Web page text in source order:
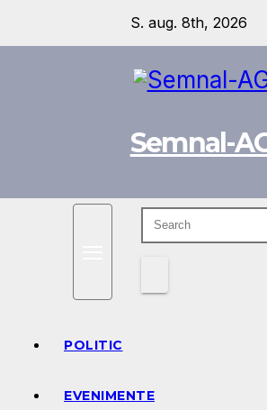
S. aug. 8th, 2026
Semnal-
POLITIC
EVENIMENTE